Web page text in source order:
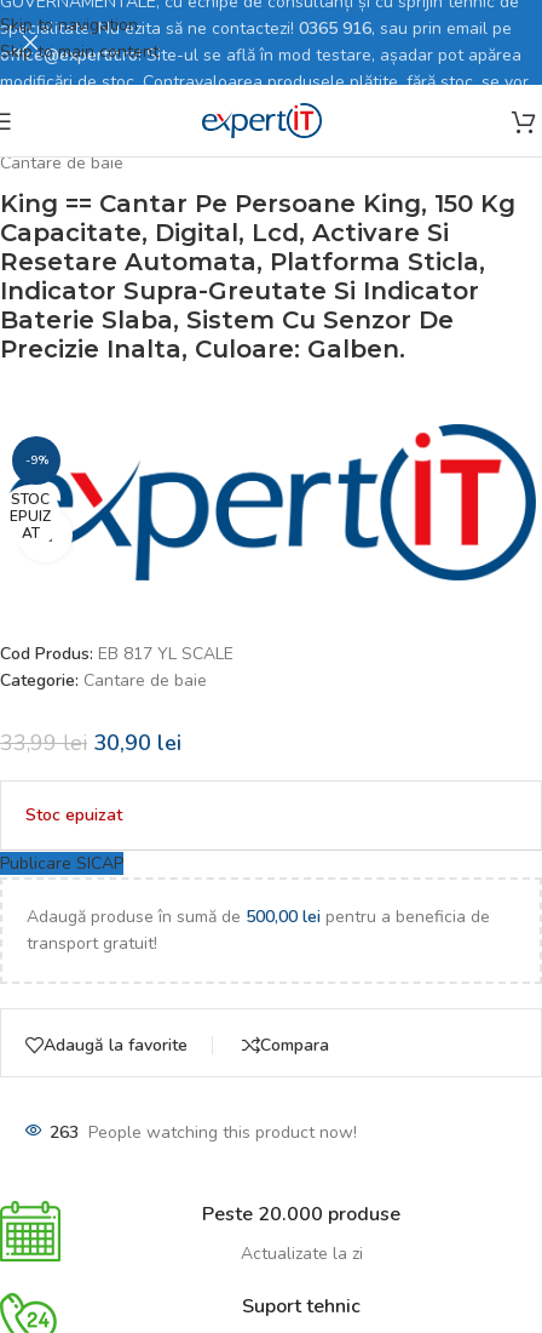
Skip to navigation
Skip to main content
specialitate. Nu ezita să ne contactezi! 0365 916, sau prin email pe
office@expertit.ro! Site-ul se află în mod testare, așadar pot apărea
modificări de stoc. Contravaloarea produsele plătite, fără stoc, se vor
rambursa în totalitate.
Prima pagină
Magazin online/ Electrocasnice mici
Cantare de baie
King == Cantar Pe Persoane King, 150 Kg
Capacitate, Digital, Lcd, Activare Si
Resetare Automata, Platforma Sticla,
Indicator Supra-Greutate Si Indicator
Baterie Slaba, Sistem Cu Senzor De
Precizie Inalta, Culoare: Galben.
-9%
STOC
EPUIZ
AT
Faceți click pentru a mări
Cod Produs: EB 817 YL SCALE
Categorie: Cantare de baie
33,99lei 30,90 lei
Stoc epuizat
Publicare SICAP
Adaugă produse în sumă de 500,00 lei pentru a beneficia de
transport gratuit!
Adaugă la favorite Compara
263 People watching this product now!
Peste 20.000 produse
Actualizate la zi
Suport tehnic